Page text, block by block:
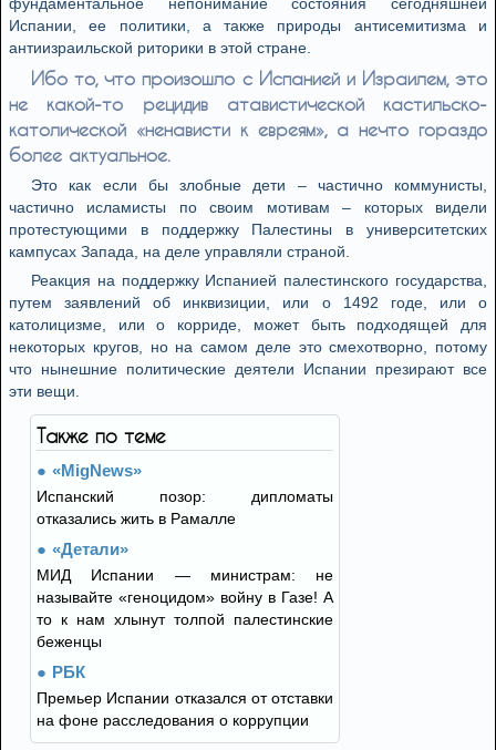
Испании, ее политики, а также природы антисемитизма и
антиизраильской риторики в этой стране.
Ибо то, что произошло с Испанией и Израилем, это
не какой-то рецидив атавистической кастильско-
католической «ненависти к евреям», а нечто гораздо
более актуальное.
Это как если бы злобные дети – частично коммунисты,
частично исламисты по своим мотивам – которых видели
протестующими в поддержку Палестины в университетских
кампусах Запада, на деле управляли страной.
Реакция на поддержку Испанией палестинского государства,
путем заявлений об инквизиции, или о 1492 годе, или о
католицизме, или о корриде, может быть подходящей для
некоторых кругов, но на самом деле это смехотворно, потому
что нынешние политические деятели Испании презирают все
эти вещи.
Также по теме
«MigNews»
Испанский позор: дипломаты
отказались жить в Рамалле
«Детали»
МИД Испании — министрам: не
называйте «геноцидом» войну в Газе! А
то к нам хлынут толпой палестинские
беженцы
РБК
Премьер Испании отказался от отставки
на фоне расследования о коррупции